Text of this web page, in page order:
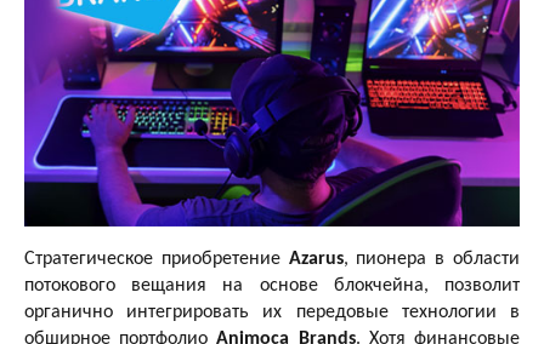
Стратегическое приобретение Azarus, пионера в области
потокового вещания на основе блокчейна, позволит
органично интегрировать их передовые технологии в
обширное портфолиоAnimoca Brands. Хотя финансовые